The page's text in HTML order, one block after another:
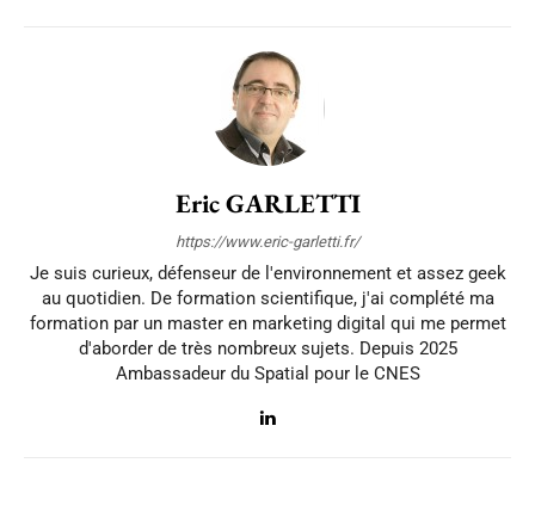
Eric GARLETTI
https://www.eric-garletti.fr/
Je suis curieux, défenseur de l'environnement et assez geek
au quotidien. De formation scientifique, j'ai complété ma
formation par un master en marketing digital qui me permet
d'aborder de très nombreux sujets. Depuis 2025
Ambassadeur du Spatial pour le CNES